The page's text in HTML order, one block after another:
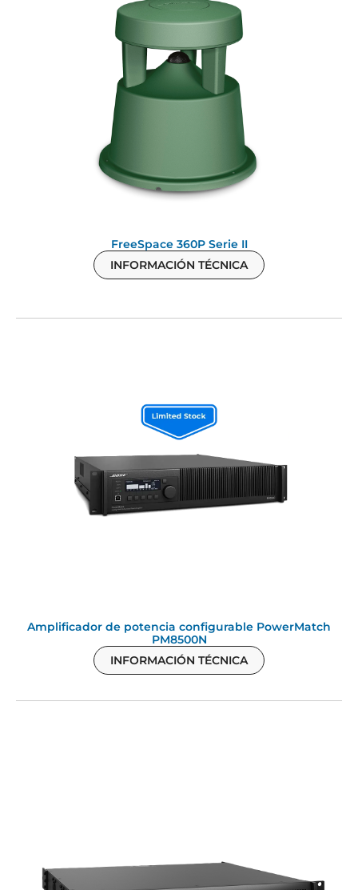
FreeSpace 360P Serie II
INFORMACIÓN TÉCNICA
Amplificador de potencia configurable PowerMatch
PM8500N
INFORMACIÓN TÉCNICA